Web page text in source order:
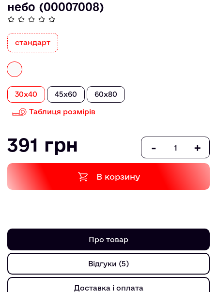
небо (00007008)
стандарт
30x40 45x60 60x80
Таблиця розмірів
391 грн - +
В корзину
Про товар
Відгуки (5)
Доставка і оплата